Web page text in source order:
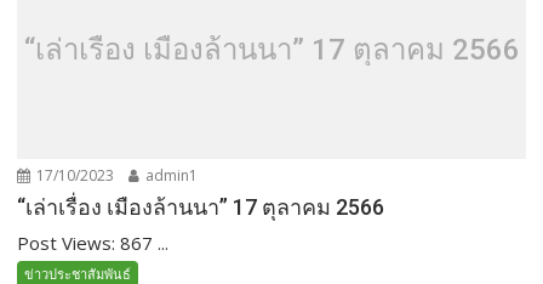
“เล่าเรื่อง เมืองล้านนา” 17 ตุลาคม 2566
17/10/2023 admin1
“เล่าเรื่อง เมืองล้านนา” 17 ตุลาคม 2566
Post Views: 867 ...
ข่าวประชาสัมพันธ์